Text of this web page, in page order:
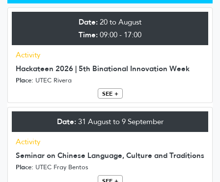
Date: 20 to August
Time: 09:00 - 17:00
Activity
Hackateen 2026 | 5th Binational Innovation Week
Place: UTEC Rivera
SEE +
Date:31 August to 9 September
Activity
Seminar on Chinese Language, Culture and Traditions
Place: UTEC Fray Bentos